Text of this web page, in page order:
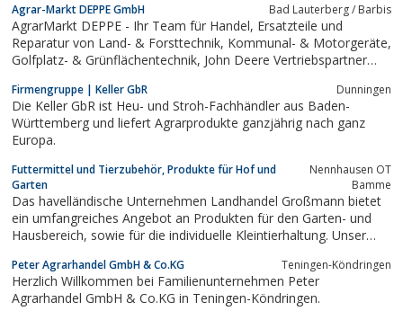
Agrar-Markt DEPPE GmbH Bad Lauterberg / Barbis
AgrarMarkt DEPPE - Ihr Team für Handel, Ersatzteile und
Reparatur von Land- & Forsttechnik, Kommunal- & Motorgeräte,
Golfplatz- & Grünflächentechnik, John Deere Vertriebspartner
Firmengruppe | Keller GbR Dun­nin­gen
Die Keller GbR ist Heu- und Stroh-Fachhändler aus Baden-
Württemberg und liefert Agrarprodukte ganzjährig nach ganz
Europa.
Futtermittel und Tierzubehör, Produkte für Hof und
Garten
Nennhausen OT
Bamme
Das havelländische Unternehmen Landhandel Großmann bietet
ein umfangreiches Angebot an Produkten für den Garten- und
Hausbereich, sowie für die individuelle Kleintierhaltung. Unser
Peter Agrarhandel GmbH & Co.KG Teningen-Köndringen
Herzlich Willkommen bei Familienunternehmen Peter
Agrarhandel GmbH & Co.KG in Teningen-Köndringen.